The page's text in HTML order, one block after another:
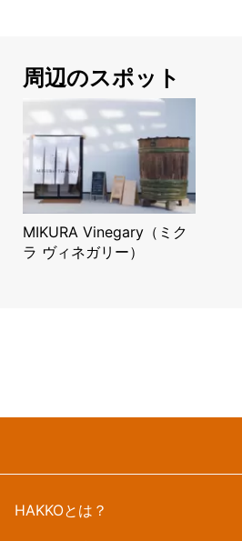
周辺のスポット
MIKURA Vinegary（ミク
ラ ヴィネガリー）
HAKKOとは？